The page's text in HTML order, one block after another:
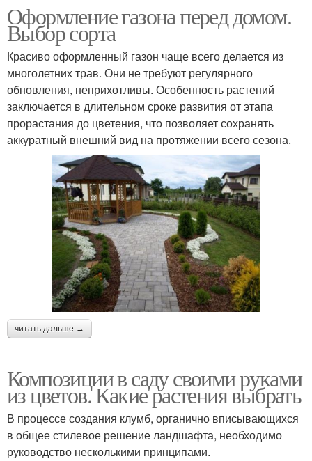
Оформление газона перед домом.
Выбор сорта
Красиво оформленный газон чаще всего делается из
многолетних трав. Они не требуют регулярного
обновления, неприхотливы. Особенность растений
заключается в длительном сроке развития от этапа
прорастания до цветения, что позволяет сохранять
аккуратный внешний вид на протяжении всего сезона.
читать дальше →
Композиции в саду своими руками
из цветов. Какие растения выбрать
В процессе создания клумб, органично вписывающихся
в общее стилевое решение ландшафта, необходимо
руководство несколькими принципами.